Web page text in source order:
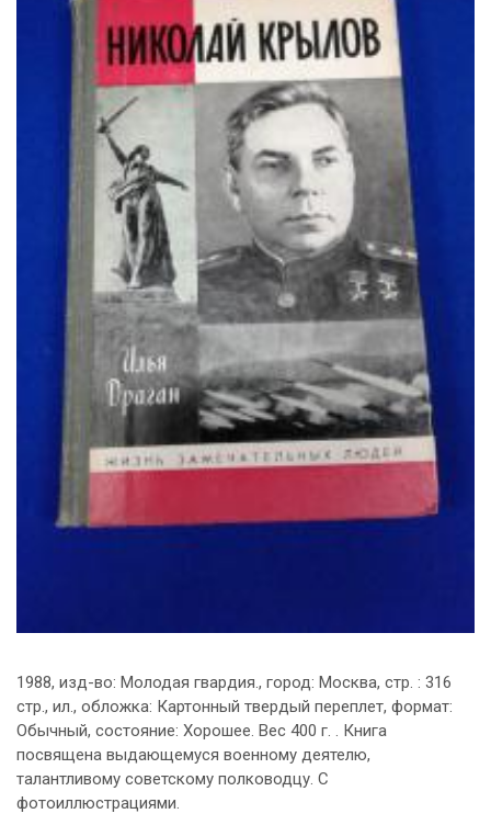
1988, изд-во: Молодая гвардия., город: Москва, стр. : 316
стр., ил., обложка: Картонный твердый переплет, формат:
Обычный, состояние: Хорошее. Вес 400 г. . Книга
посвящена выдающемуся военному деятелю,
талантливому советскому полководцу. С
фотоиллюстрациями.